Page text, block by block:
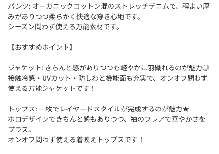
パンツ: オーガニックコットン混のストレッチデニムで、程よい厚
みがありつつ柔らかく快適な穿き心地です。
シーズン問わず使える万能素材です。
【おすすめポイント】
ジャケット: きちんと感がありつつも軽やかに羽織れるのが魅力◎
接触冷感・UVカット・防しわと機能面も充実で、オンオフ問わず
使える万能ジャケットです！
トップス: 一枚でレイヤードスタイルが完成するのが魅力★
ポロデザインできちんと感もありつつ、袖のフレアで華やかさを
プラス。
オンオフ問わず使える着映えトップスです！